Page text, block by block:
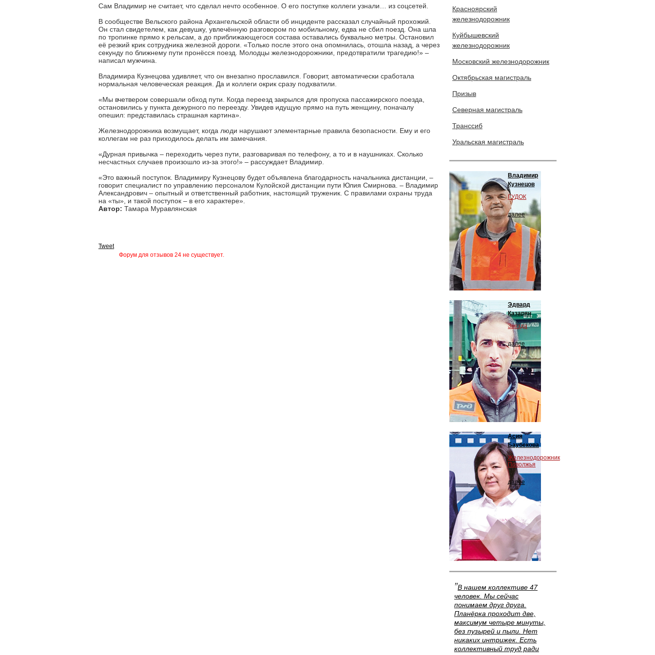
Сам Владимир не считает, что сделал нечто особенное. О его поступке коллеги узнали… из соцсетей.
В сообществе Вельского района Архангельской области об инциденте рассказал случайный прохожий.
Он стал свидетелем, как девушку, увлечённую разговором по мобильному, едва не сбил поезд. Она шла
по тропинке прямо к рельсам, а до приближающегося состава оставались буквально метры. Остановил
её резкий крик сотрудника железной дороги. «Только после этого она опомнилась, отошла назад, а через
секунду по ближнему пути пронёсся поезд. Молодцы железнодорожники, предотвратили трагедию!» –
написал мужчина.
Владимира Кузнецова удивляет, что он внезапно прославился. Говорит, автоматически сработала
нормальная человеческая реакция. Да и коллеги окрик сразу подхватили.
«Мы вчетвером совершали обход пути. Когда переезд закрылся для пропуска пассажирского поезда,
остановились у пункта дежурного по переезду. Увидев идущую прямо на путь женщину, поначалу
опешил: представилась страшная картина».
Железнодорожника возмущает, когда люди нарушают элементарные правила безопасности. Ему и его
коллегам не раз приходилось делать им замечания.
«Дурная привычка – переходить через пути, разговаривая по телефону, а то и в наушниках. Сколько
несчастных случаев произошло из-за этого!» – рассуждает Владимир.
«Это важный поступок. Владимиру Кузнецову будет объявлена благодарность начальника дистанции, –
говорит специалист по управлению персоналом Кулойской дистанции пути Юлия Смирнова. – Владимир
Александрович – опытный и ответственный работник, настоящий труженик. С правилами охраны труда
на «ты», и такой поступок – в его характере».
Автор: Тамара Муравлянская
Tweet
Форум для отзывов 24 не существует.
Красноярский
железнодорожник
Куйбышевский
железнодорожник
Московский железнодорожник
Октябрьская магистраль
Призыв
Северная магистраль
Транссиб
Уральская магистраль
Владимир
Кузнецов
ГУДОК
далее
Эдвард
Казарян
Звезда
далее
Асия
Баубекова
Железнодорожник
Поволжья
далее
”В нашем коллективе 47
человек. Мы сейчас
понимаем друг друга.
Планёрка проходит две,
максимум четыре минуты,
без пузырей и пыли. Нет
никаких интрижек. Есть
коллективный труд ради